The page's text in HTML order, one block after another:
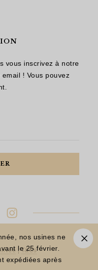
nos usines ne
le 25 février.
expédiées après
vous inscrivez à notre
! Vous pouvez
|T&Cs